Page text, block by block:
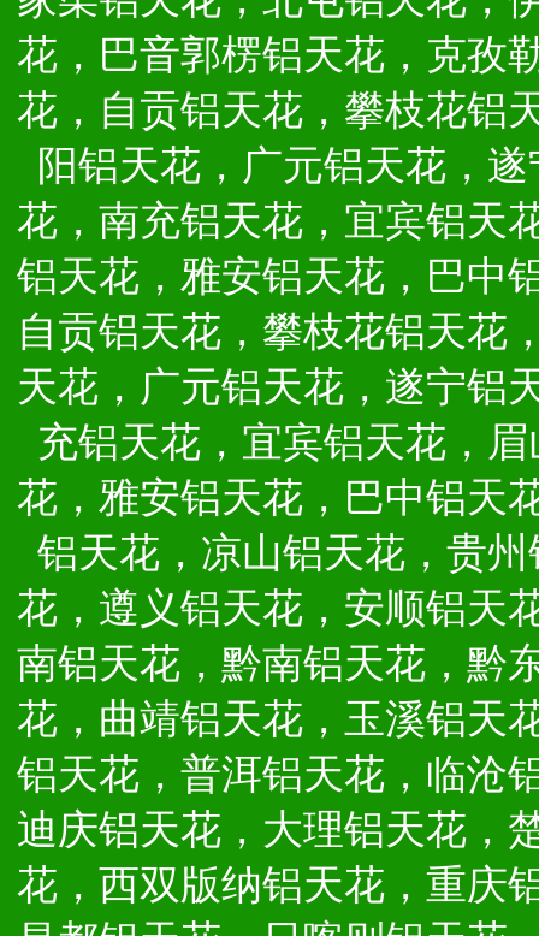
花，巴音郭楞铝天花，克孜
花，自贡铝天花，攀枝花铝
阳铝天花，广元铝天花，
花，南充铝天花，宜宾铝天
铝天花，雅安铝天花，巴中
自贡铝天花，攀枝花铝天花
天花，广元铝天花，遂宁铝
充铝天花，宜宾铝天花，
花，雅安铝天花，巴中铝天
铝天花，凉山铝天花，贵
花，遵义铝天花，安顺铝天
南铝天花，黔南铝天花，黔
花，曲靖铝天花，玉溪铝天
铝天花，普洱铝天花，临沧
迪庆铝天花，大理铝天花，
花，西双版纳铝天花，重庆